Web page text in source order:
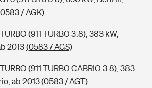
/ AGK)
(911 TURBO 3.8), 383 kW,
2013(0583 / AGS)
(911 TURBO CABRIO 3.8), 383
ab 2013(0583 / AGT)